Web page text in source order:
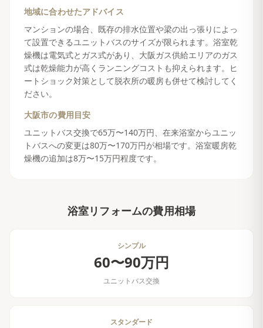
地域に合わせたアドバイス
マンションの場合、既存の排水位置や梁の出っ張りによっ
て設置できるユニットバスのサイズが限られます。浴室乾
燥機は電気式とガス式があり、大阪ガス供給エリアのガス
式は乾燥能力が高くランニングコストも抑えられます。ヒ
ートショック対策として脱衣所の暖房も併せて検討してく
ださい。
大阪市の費用目安
ユニットバス交換で65万〜140万円、在来浴室からユニッ
トバスへの変更は80万〜170万円が相場です。浴室暖房乾
燥機の追加は8万〜15万円程度です。
浴室リフォームの費用相場
シンプル
60〜90万円
ユニットバス交換
スタンダード